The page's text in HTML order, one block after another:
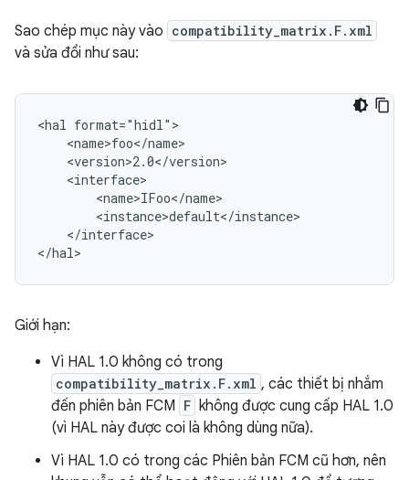
Sao chép mục này vào compatibility_matrix.F.xml
và sửa đổi như sau:
<hal format="hidl">
    <name>foo</name>
    <version>2.0</version>
    <interface>
        <name>IFoo</name>
        <instance>default</instance>
    </interface>
Giới hạn:
Vì HAL 1.0 không có trong
compatibility_matrix.F.xml , các thiết bị nhắm
đến phiên bản FCM F không được cung cấp HAL 1.0
(vì HAL này được coi là không dùng nữa).
Vì HAL 1.0 có trong các Phiên bản FCM cũ hơn, nên